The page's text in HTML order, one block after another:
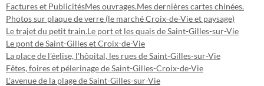
Factures et PublicitésMes ouvrages.Mes dernières cartes chinées.
Photos sur plaque de verre (le marché Croix-de-Vie et paysage)
Le trajet du petit train.Le port et les quais de Saint-Gilles-sur-Vie
Le pont de Saint-Gilles et Croix-de-Vie
La place de l'église, l'hôpital, les rues de Saint-Gilles-sur-Vie
Fêtes, foires et pélerinage de Saint-Gilles-Croix-de-Vie
L'avenue de la plage de Saint-Gilles-sur-Vie